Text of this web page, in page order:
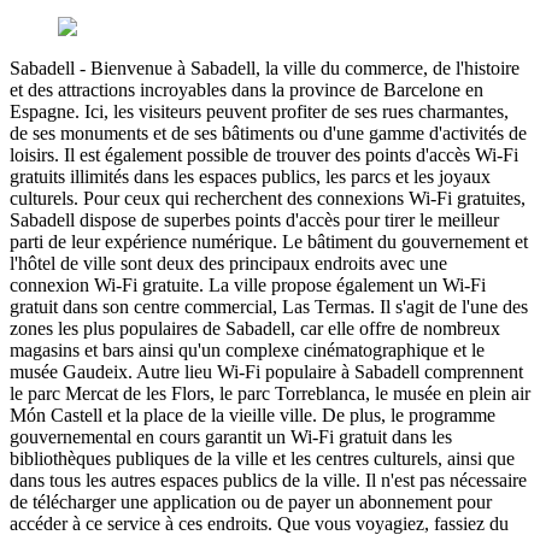
Sabadell - Bienvenue à Sabadell, la ville du commerce, de l'histoire
et des attractions incroyables dans la province de Barcelone en
Espagne. Ici, les visiteurs peuvent profiter de ses rues charmantes,
de ses monuments et de ses bâtiments ou d'une gamme d'activités de
loisirs. Il est également possible de trouver des points d'accès Wi-Fi
gratuits illimités dans les espaces publics, les parcs et les joyaux
culturels. Pour ceux qui recherchent des connexions Wi-Fi gratuites,
Sabadell dispose de superbes points d'accès pour tirer le meilleur
parti de leur expérience numérique. Le bâtiment du gouvernement et
l'hôtel de ville sont deux des principaux endroits avec une
connexion Wi-Fi gratuite. La ville propose également un Wi-Fi
gratuit dans son centre commercial, Las Termas. Il s'agit de l'une des
zones les plus populaires de Sabadell, car elle offre de nombreux
magasins et bars ainsi qu'un complexe cinématographique et le
musée Gaudeix. Autre lieu Wi-Fi populaire à Sabadell comprennent
le parc Mercat de les Flors, le parc Torreblanca, le musée en plein air
Món Castell et la place de la vieille ville. De plus, le programme
gouvernemental en cours garantit un Wi-Fi gratuit dans les
bibliothèques publiques de la ville et les centres culturels, ainsi que
dans tous les autres espaces publics de la ville. Il n'est pas nécessaire
de télécharger une application ou de payer un abonnement pour
accéder à ce service à ces endroits. Que vous voyagiez, fassiez du